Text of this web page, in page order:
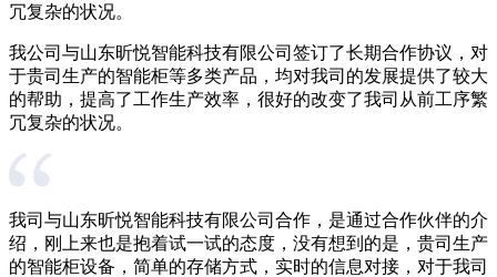
冗复杂的状况。
我公司与山东昕悦智能科技有限公司签订了长期合作协议，对
于贵司生产的智能柜等多类产品，均对我司的发展提供了较大
的帮助，提高了工作生产效率，很好的改变了我司从前工序繁
冗复杂的状况。
我司与山东昕悦智能科技有限公司合作，是通过合作伙伴的介
绍，刚上来也是抱着试一试的态度，没有想到的是，贵司生产
的智能柜设备，简单的存储方式，实时的信息对接，对于我司